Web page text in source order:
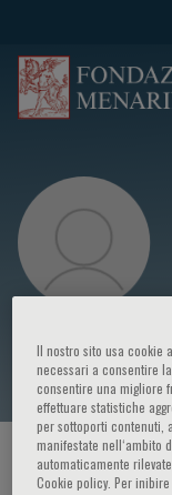
Martin Elvis
HOME PAGE /
Il nostro sito usa cookie
necessari a consentire
consentire una migliore
effettuare statistiche
per sottoporti contenuti,
manifestate nell‘ambito
automaticamente
Cookie policy. Per